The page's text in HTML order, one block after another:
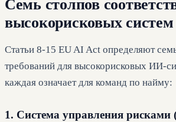
Семь столпов
высокорисковых систем
Статьи 8-15 EU AI Act определяют
требований для высокорисковых ИИ-
каждая означает для команд по найму:
1. Система управления рисками